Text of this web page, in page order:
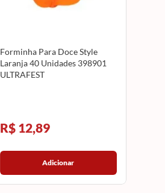
Forminha Para Doce Style
Laranja 40 Unidades 398901
ULTRAFEST
R$ 12,89
Adicionar